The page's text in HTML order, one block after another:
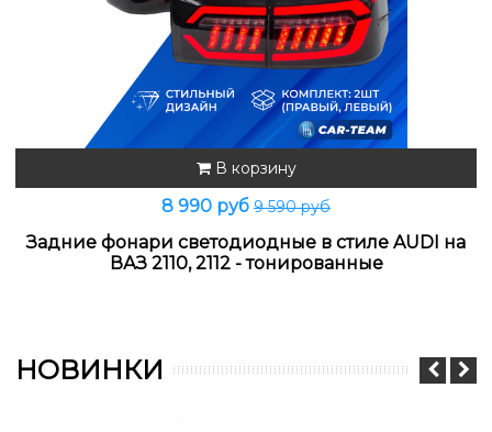
В корзину
8 990 руб 9 590 руб
Задние фонари светодиодные в стиле AUDI на
ВАЗ 2110, 2112 - тонированные
НОВИНКИ